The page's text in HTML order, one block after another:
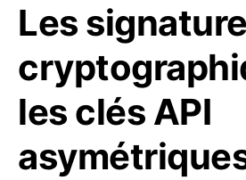
Les
les clés API